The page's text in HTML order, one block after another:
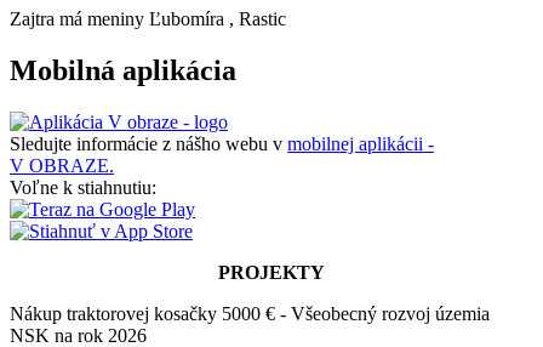
Zajtra má meniny Ľubomíra , Rastic
Mobilná aplikácia
Sledujte informácie z nášho webu v mobilnej aplikácii -
V OBRAZE.
Voľne k stiahnutiu:
PROJEKTY
Nákup traktorovej kosačky 5000 € - Všeobecný rozvoj územia
NSK na rok 2026